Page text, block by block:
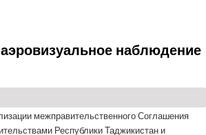
комиссия по ЧС
наблюдение
межправительственного Соглашения
Республики Таджикистан и